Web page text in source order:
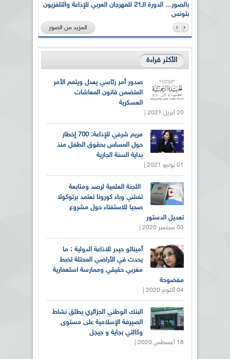
بالصور... الدورة الـ21 للمهرجان العربي للإذاعة والتلفزيون
بتونس
المزيد من الصور
الأكثر قراءة
صدور أمر رئاسي يعدل ويتمم الأمر
المتضمن قانون المعاشات
العسكرية
20 أبريل 2021 |
مريم شرفي للإذاعة: 700 إخطار
حول المساس بحقوق الطفل منذ
بداية السنة الجارية
01 يونيو 2021 |
اللجنة العلمية لرصد ومتابعة
تفشي وباء كورونا تعتمد برتوكولا
صحيا للاستفتاء حول مشروع
تعديل الدستور
03 سبتمبر 2020 |
أميناتو حيدر للاذاعة الدولية : ما
يحدث في الأراضي المحتلة تخبط
مغربي حقيقي وممارسة استعمارية
مفضوحة
04 أكتوبر 2020 |
البنك الوطني الجزائري يطلق نشاط
الصيرفة الإسلامية على مستوى
وكالتي بجاية و جيجل
18 أغسطس 2020 |